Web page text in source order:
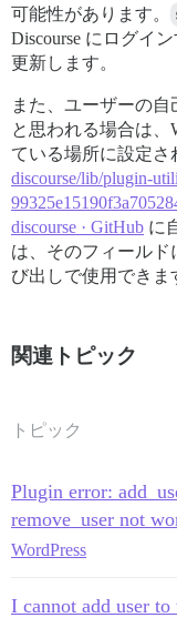
可能性があります。
Discourse にログイ
更新します。
また、ユーザーの自
と思われる場合は、
ている場所に設定さ
discourse/lib/plugin-
discourse · GitHub に
は、そのフィールド
び出しで使用できま
関連トピック
トピック
Plugin error:
remove_user not
WordPress
I cannot add user to